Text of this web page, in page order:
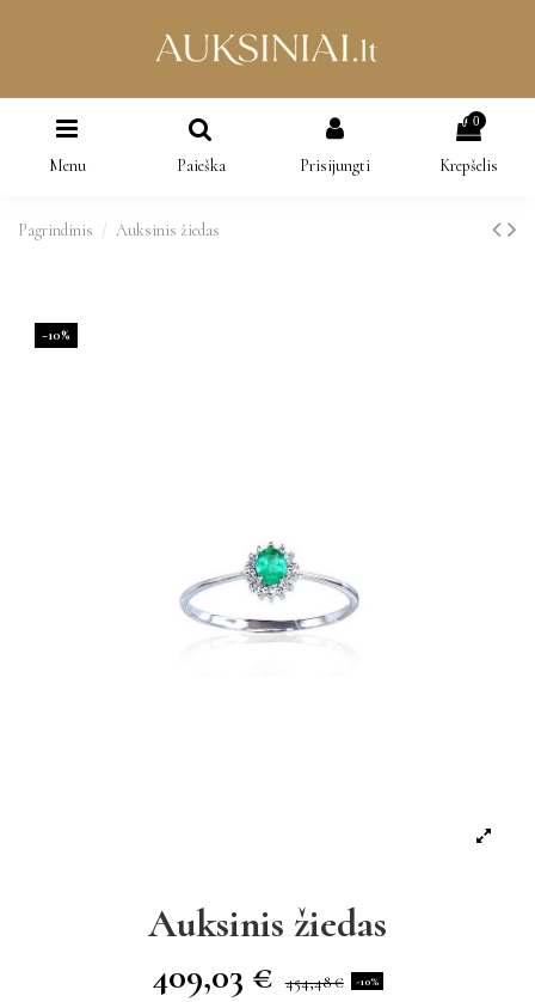
Menu Paieška Prisijungti
0
Krepšelis
Pagrindinis Auksinis žiedas
−10%
Auksinis žiedas
409,03 € 454,48 € -10%